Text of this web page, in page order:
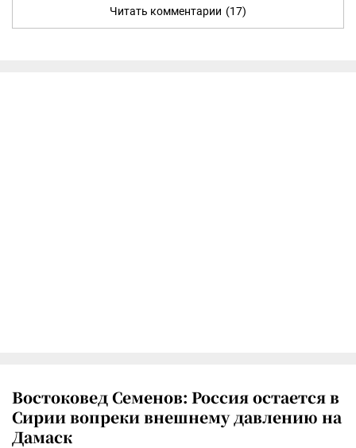
Читать комментарии (17)
Востоковед Семенов: Россия остается в
Сирии вопреки внешнему давлению на
Дамаск